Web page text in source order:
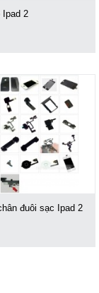
Ipad 2
đuôi sạc Ipad 2